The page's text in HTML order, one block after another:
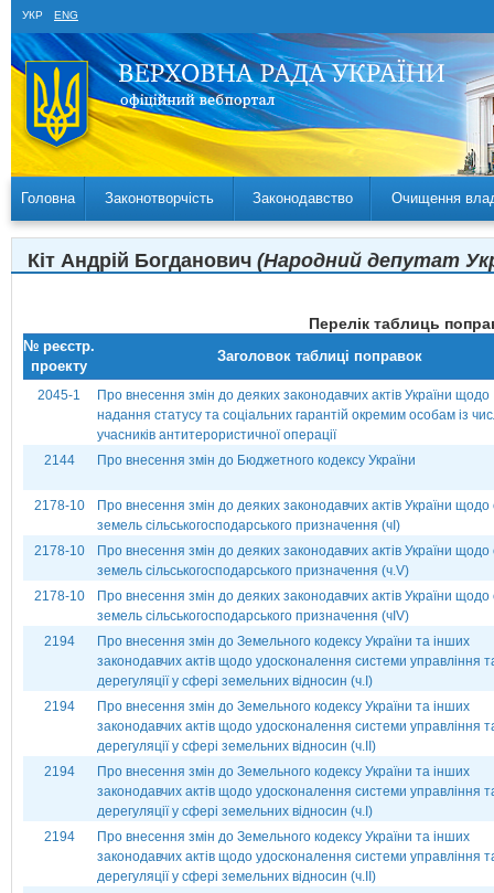
УКР ENG
Головна Законотворчість Законодавство Очищення
Кіт Андрій Богданович (Народний депутат
Перелік таблиць
№ реєстр.
проекту
Заголовок таблиці поправок
2045-1
Про внесення змін до деяких законодавчих актів України щодо
надання статусу та соціальних гарантій окремим особам із
учасників антитерористичної операції
2144
Про внесення змін до Бюджетного кодексу України
2178-10
Про внесення змін до деяких законодавчих актів України щодо
земель сільськогосподарського призначення (чІ)
2178-10
Про внесення змін до деяких законодавчих актів України щодо
земель сільськогосподарського призначення (ч.V)
2178-10
Про внесення змін до деяких законодавчих актів України щодо
земель сільськогосподарського призначення (чІV)
2194
Про внесення змін до Земельного кодексу України та інших
законодавчих актів щодо удосконалення системи управління
дерегуляції у сфері земельних відносин (ч.І)
2194
Про внесення змін до Земельного кодексу України та інших
законодавчих актів щодо удосконалення системи управління
дерегуляції у сфері земельних відносин (ч.ІІ)
2194
Про внесення змін до Земельного кодексу України та інших
законодавчих актів щодо удосконалення системи управління
дерегуляції у сфері земельних відносин (ч.І)
2194
Про внесення змін до Земельного кодексу України та інших
законодавчих актів щодо удосконалення системи управління
дерегуляції у сфері земельних відносин (ч.ІІ)